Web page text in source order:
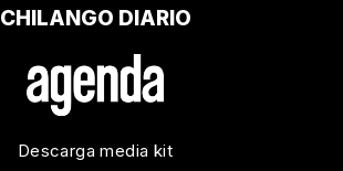
CHILANGO DIARIO
Descarga media kit